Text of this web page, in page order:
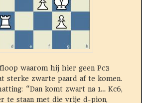
waarom hij hier geen Pc3
sterke zwarte paard af te komen.
“Dan komt zwart na 1… Kc6,
te staan met die vrije d-pion,